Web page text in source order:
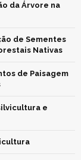
da Árvore na
de Sementes
Nativas
de Paisagem
e